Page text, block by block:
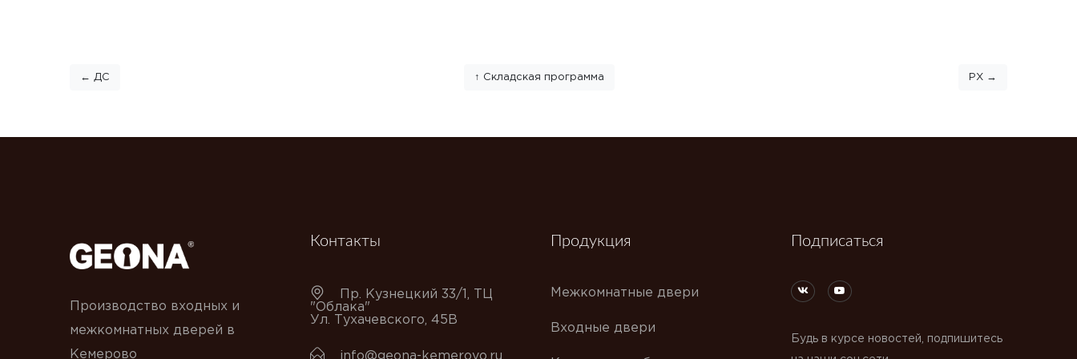
← ДС ↑ Складская программа РХ →
Производство входных и
межкомнатных дверей в
Кемерово
Контакты
Пр. Кузнецкий 33/1, ТЦ
"Облака"
Ул. Тухачевского, 45В
info@geona-kemerovo.ru
Продукция
Межкомнатные двери
Входные двери
Подписаться
Будь в курсе новостей, подпишитесь